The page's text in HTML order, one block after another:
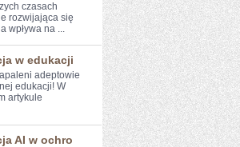
czasach
rozwijająca się
wpływa na ...
w edukacji
adeptowie
edukacji! W
artykule
AI w ochro